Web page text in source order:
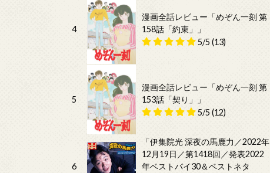
4
漫画全話レビュー「めぞん一刻 第
158話「約束」」
5/5 (13)
5
漫画全話レビュー「めぞん一刻 第
153話「契り」」
5/5 (12)
6
「伊集院光 深夜の馬鹿力／2022年
12月19日／第1418回／発表2022
年ベストバイ30＆ベストネタ